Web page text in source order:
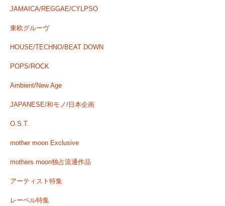
JAMAICA/REGGAE/CYLPSO
東欧グルーヴ
HOUSE/TECHNO/BEAT DOWN
POPS/ROCK
Ambient/New Age
JAPANESE/和モノ/日本企画
O.S.T.
mother moon Exclusive
mothers moon独占流通作品
アーティスト特集
レーベル特集